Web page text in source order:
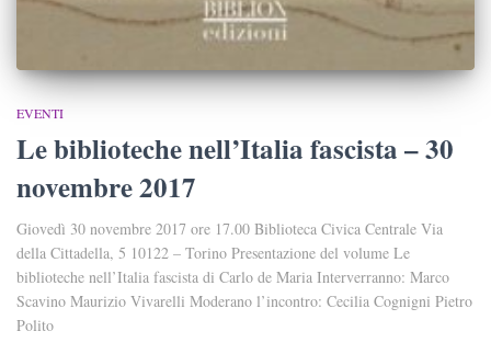
EVENTI
Le biblioteche nell’Italia fascista – 30
novembre 2017
Giovedì 30 novembre 2017 ore 17.00 Biblioteca Civica Centrale Via
della Cittadella, 5 10122 – Torino Presentazione del volume Le
biblioteche nell’Italia fascista di Carlo de Maria Interverranno: Marco
Scavino Maurizio Vivarelli Moderano l’incontro: Cecilia Cognigni Pietro
Polito